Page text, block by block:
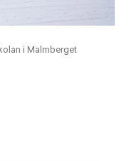
i Malmberget